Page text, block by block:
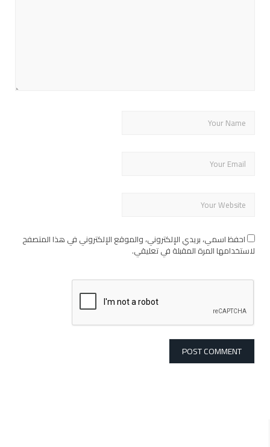
احفظ اسمي، بريدي الإلكتروني، والموقع الإلكتروني في هذا المتصفح
لاستخدامها المرة المقبلة في تعليقي.